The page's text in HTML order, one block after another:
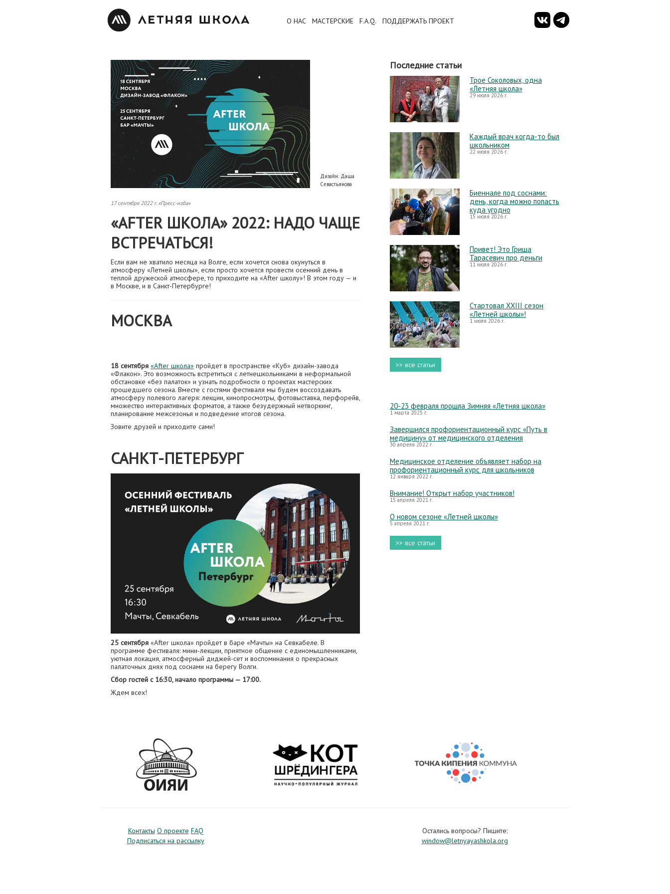
О НАС МАСТЕРСКИЕ F.A.Q. ПОДДЕРЖАТЬ ПРОЕКТ
Дизайн: Даша
Севастьянова
17 сентября 2022 г. «Пресс-изба»
«AFTER ШКОЛА» 2022: НАДО ЧАЩЕ
ВСТРЕЧАТЬСЯ!
Если вам не хватило месяца на Волге, если хочется снова окунуться в
атмосферу «Летней школы», если просто хочется провести осенний день в
теплой дружеской атмосфере, то приходите на «After школу»! В этом году — и
в Москве, и в Санкт-Петербурге!
МОСКВА
18 сентября «After школа» пройдет в пространстве «Куб» дизайн-завода
«Флакон». Это возможность встретиться с летнешкольниками в неформальной
обстановке «без палаток» и узнать подробности о проектах мастерских
прошедшего сезона. Вместе с гостями фестиваля мы будем воссоздавать
атмосферу полевого лагеря: лекции, кинопросмотры, фотовыставка, перфорейв,
множество интерактивных форматов, а также безудержный нетворкинг,
планирование межсезонья и подведение итогов сезона.
Зовите друзей и приходите сами!
САНКТ-ПЕТЕРБУРГ
25 сентября «After школа» пройдет в баре «Мачты» на Севкабеле. В
программе фестиваля: мини-лекции, приятное общение с единомышленниками,
уютная локация, атмосферный диджей-сет и воспоминания о прекрасных
палаточных днях под соснами на берегу Волги.
Сбор гостей с 16:30, начало программы — 17:00.
Ждем всех!
Последние статьи
Трое Соколовых, одна
«Летняя школа»
29 июля 2026 г.
Каждый врач когда-то был
школьником
22 июля 2026 г.
Биеннале под соснами:
день, когда можно попасть
куда угодно
15 июля 2026 г.
Привет! Это Гриша
Тарасевич про деньги
11 июля 2026 г.
Стартовал XXIII сезон
«Летней школы»!
1 июля 2026 г.
>> все статьи
20-23 февраля прошла Зимняя «Летняя школа»
1 марта 2025 г.
Завершился профориентационный курс «Путь в
медицину» от медицинского отделения
30 апреля 2022 г.
Медицинское отделение объявляет набор на
профориентационный курс для школьников
12 января 2022 г.
Внимание! Открыт набор участников!
15 апреля 2021 г.
О новом сезоне «Летней школы»
5 апреля 2021 г.
>> все статьи
Контакты О проекте FAQ
Подписаться на рассылку
Остались вопросы? Пишите:
window@letnyayashkola.org